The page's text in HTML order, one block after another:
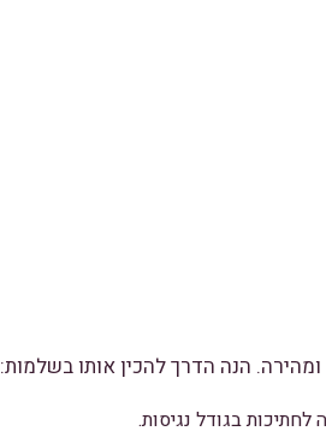
הנה הדרך להכין אותו בשלמות:
בגודל נגיסות.